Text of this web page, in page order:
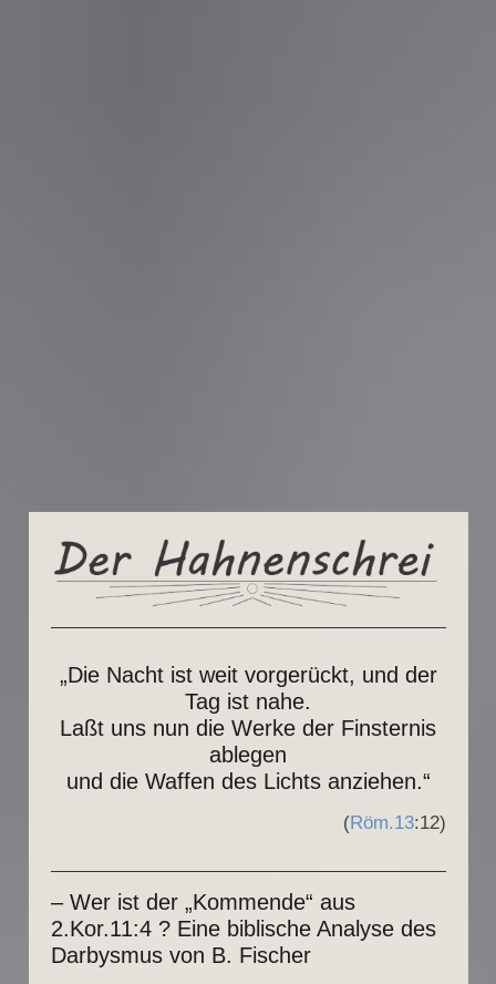
„Die Nacht ist weit vorgerückt, und der
Tag ist nahe.
Laßt uns nun die Werke der Finsternis
ablegen
und die Waffen des Lichts anziehen.“
(Röm.13:12)
– Wer ist der „Kommende“ aus
2.Kor.11:4 ? Eine biblische Analyse des
Darbysmus von B. Fischer